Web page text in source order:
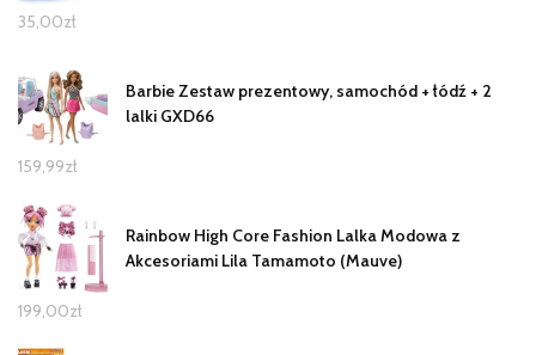
35,00zł
Barbie Zestaw prezentowy, samochód + łódź + 2
lalki GXD66
159,99zł
Rainbow High Core Fashion Lalka Modowa z
Akcesoriami Lila Tamamoto (Mauve)
199,00zł